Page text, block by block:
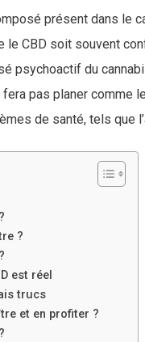
présent dans le
le CBD soit souvent
psychoactif du
pas planer comme
de santé, tels que
?
est réel
trucs
et en profiter ?